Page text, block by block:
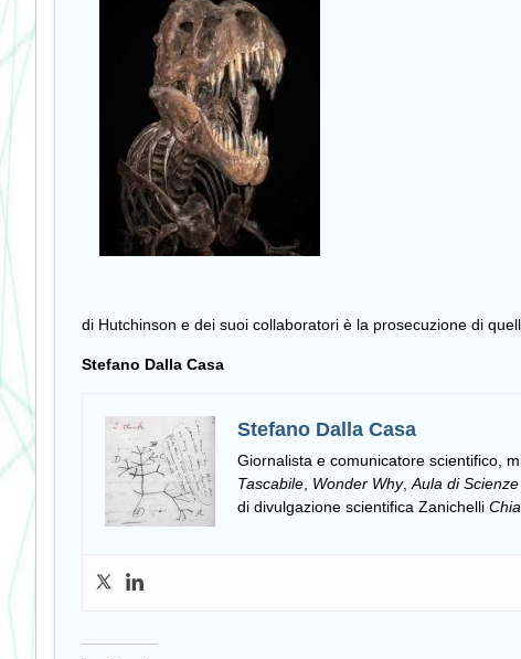
di Hutchinson e dei suoi collaboratori è la prosecuzione di
Stefano Dalla Casa
Stefano Dalla Casa
Giornalista e comunicatore scientifico,
Tascabile Wonder Why, Aula di
di divulgazione scientifica Zanichelli